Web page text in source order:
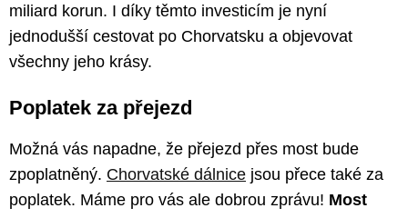
miliard korun. I díky těmto investicím je nyní
jednodušší cestovat po Chorvatsku a objevovat
všechny jeho krásy.
Poplatek za přejezd
Možná vás napadne, že přejezd přes most bude
zpoplatněný. Chorvatské dálnice jsou přece také za
poplatek. Máme pro vás ale dobrou zprávu! Most